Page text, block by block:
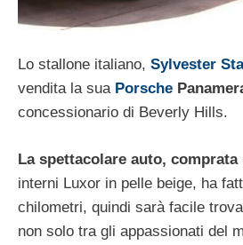
Lo stallone italiano, Sylvester
vendita la sua Porsche
concessionario di Beverly Hills.
La spettacolare auto, comprata
interni Luxor in pelle beige, ha
chilometri, quindi sarà facile
non solo tra gli appassionati del